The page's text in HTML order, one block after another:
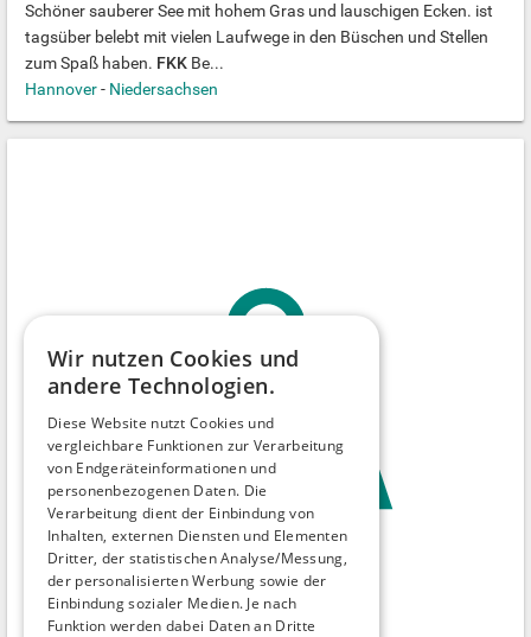
Schöner sauberer See mit hohem Gras und lauschigen Ecken. ist
tagsüber belebt mit vielen Laufwege in den Büschen und Stellen
zum Spaß haben. FKK Be...
Hannover- Niedersachsen
Wir nutzen Cookies und
andere Technologien.
Diese Website nutzt Cookies und
vergleichbare Funktionen zur Verarbeitung
von Endgeräteinformationen und
personenbezogenen Daten. Die
Verarbeitung dient der Einbindung von
Inhalten, externen Diensten und Elementen
Dritter, der statistischen Analyse/Messung,
der personalisierten Werbung sowie der
Einbindung sozialer Medien. Je nach
Funktion werden dabei Daten an Dritte